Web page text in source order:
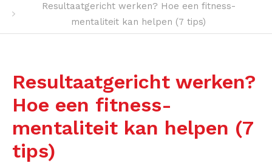
Resultaatgericht werken? Hoe een fitness-
mentaliteit kan helpen (7 tips)
Resultaatgericht werken?
Hoe een fitness-
mentaliteit kan helpen (7
tips)